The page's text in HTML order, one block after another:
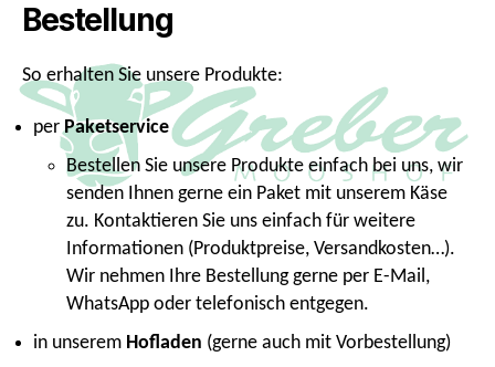
Bestellung
So erhalten Sie unsere Produkte:
perPaketservice
Bestellen Sie unsere Produkte einfach bei uns, wir
senden Ihnen gerne ein Paket mit unserem Käse
zu. Kontaktieren Sie uns einfach für weitere
Informationen (Produktpreise, Versandkosten…).
Wir nehmen Ihre Bestellung gerne per E-Mail,
WhatsApp oder telefonisch entgegen.
in unserem Hofladen (gerne auch mit Vorbestellung)